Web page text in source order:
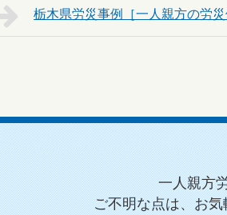
栃木県
一人親方
ご不明な点は、お気